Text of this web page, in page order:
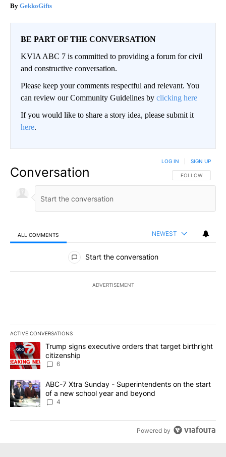
GekkoGifts
BE PART OF THE CONVERSATION
KVIA ABC 7 is committed to providing a forum for civil
and constructive conversation.
Please keep your comments respectful and relevant. You
can review our Community Guidelines by clicking here
If you would like to share a story idea, please submit it
here.
Conversation FOLLOW THIS
FOLLOW
LOG IN SIGN UP
ALL COMMENTS NEWEST
All Comments
Start the conversation
ADVERTISEMENT
ACTIVE CONVERSATIONS
The following is a list of the most commented articles in the last
A trending article titled "Trump signs executive orders that
Trump signs executive orders that target birthright
citizenship
6
A trending article titled "ABC-7 Xtra Sunday - Superintendents
ABC-7 Xtra Sunday - Superintendents on the start
of a new school year and beyond
4
Powered by